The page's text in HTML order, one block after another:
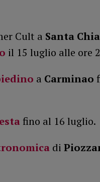
Cult a Santa
il 15 luglio alle ore
a Carminao
fino al 16 luglio.
di